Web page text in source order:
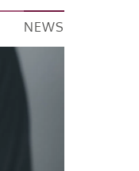
NEWS